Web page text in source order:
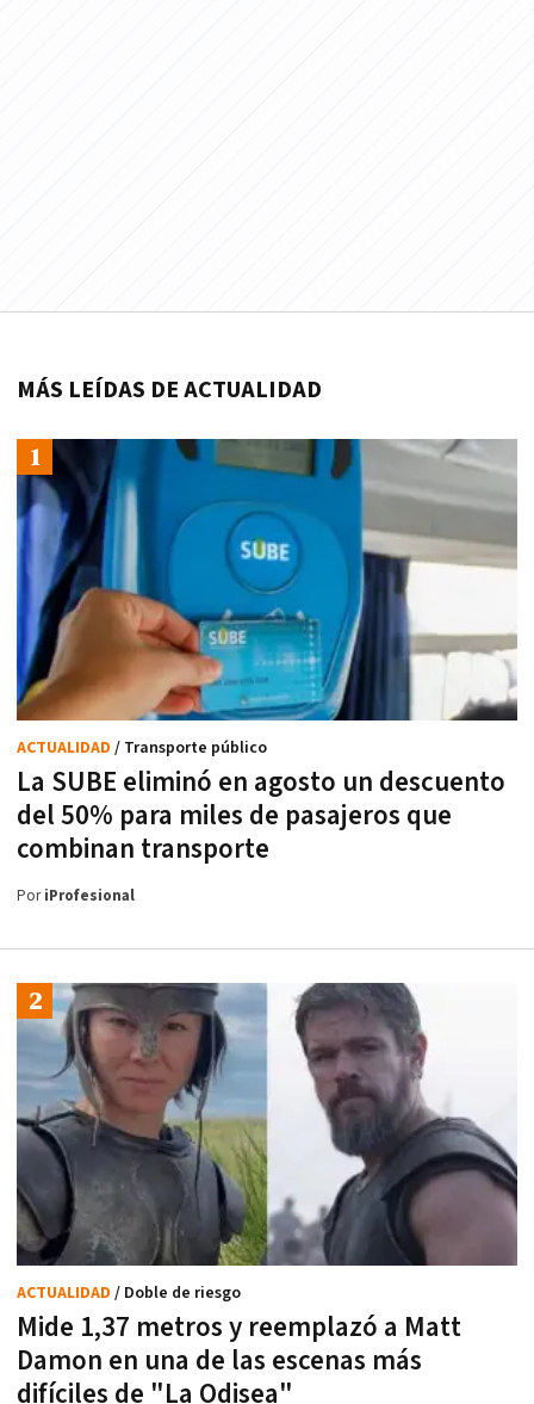
MÁS LEÍDAS DE ACTUALIDAD
La SUBE eliminó en agosto un descuento
del 50% para miles de pasajeros que
combinan transporte
ACTUALIDAD / Transporte público
PoriProfesional
Mide 1,37 metros y reemplazó a Matt
Damon en una de las escenas más
difíciles de "La Odisea"
ACTUALIDAD / Doble de riesgo